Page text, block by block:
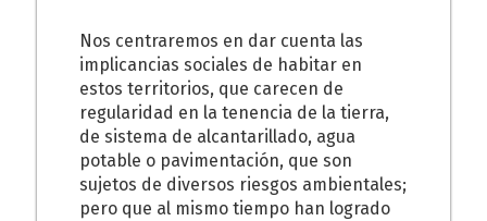
Nos centraremos en dar cuenta las
implicancias sociales de habitar en
estos territorios, que carecen de
regularidad en la tenencia de la tierra,
de sistema de alcantarillado, agua
potable o pavimentación, que son
sujetos de diversos riesgos ambientales;
pero que al mismo tiempo han logrado